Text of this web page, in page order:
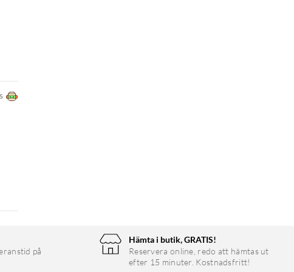
på
Hämta i butik, GRATIS!
Reservera online, redo att hämtas ut
efter 15 minuter. Kostnadsfritt!